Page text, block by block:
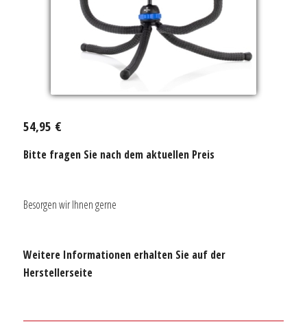
54,95 €
Bitte fragen Sie nach dem aktuellen Preis
Besorgen wir Ihnen gerne
Weitere Informationen erhalten Sie auf der
Herstellerseite